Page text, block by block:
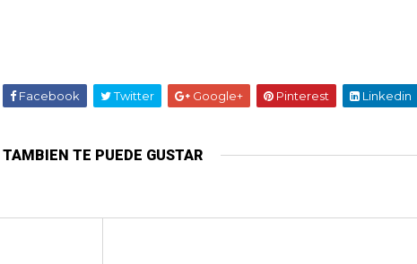
Facebook Twitter Google+ Pinterest Linkedin
TAMBIEN TE PUEDE GUSTAR